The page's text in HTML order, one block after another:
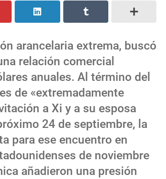
arancelaria extrema, buscó
relación comercial
anuales. Al término del
de «extremadamente
a Xi y a su esposa
24 de septiembre, la
para ese encuentro en
de noviembre
añadieron una presión